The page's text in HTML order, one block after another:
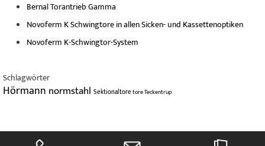
Bernal Torantrieb Gamma
Novoferm K Schwingtore in allen Sicken- und Kassettenoptiken
Novoferm K-Schwingtor-System
Schlagwörter
Hörmann normstahl SektionaltoretoreTeckentrup